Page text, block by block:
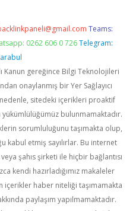
Teams:
0262 606 0 726 Telegram:
Kanun gereğince Bilgi Teknolojileri
onaylanmış bir Yer Sağlayıcı
sitedeki içerikleri proaktif
bulunmamaktadır.
sorumluluğunu taşımakta olup,
kabul etmiş sayılırlar. Bu internet
şahıs şirketi ile hiçbir bağlantısı
kendi hazırladığımız makaleler
içerikler haber niteliği taşımamakta
paylaşım yapılmamaktadır.